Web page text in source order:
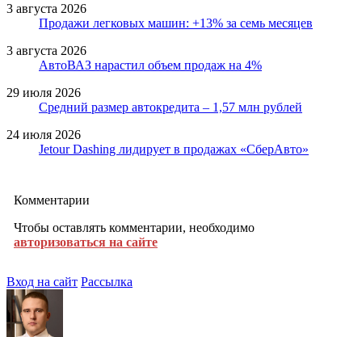
3 августа 2026
Продажи легковых машин: +13% за семь месяцев
3 августа 2026
АвтоВАЗ нарастил объем продаж на 4%
29 июля 2026
Средний размер автокредита – 1,57 млн рублей
24 июля 2026
Jetour Dashing лидирует в продажах «СберАвто»
Комментарии
Чтобы оставлять комментарии, необходимо
авторизоваться на сайте
Вход на сайт Рассылка